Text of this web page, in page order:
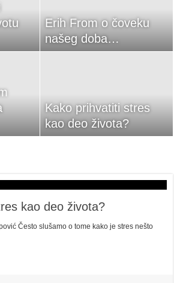
Erih From o čoveku
našeg doba…
Kako prihvatiti stres
kao deo života?
kao deo života?
Često slušamo o tome kako je stres nešto